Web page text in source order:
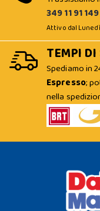
349 11 91 149
Attivo dal
TEMPI
Spediamo in
Espresso;
nella